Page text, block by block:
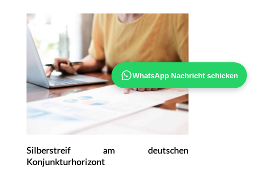
Silberstreif am deutschen
Konjunkturhorizont
WhatsApp Nachricht schicken